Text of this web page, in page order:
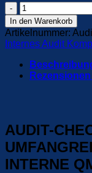
Audit-
Checklisten
Systemaudit
nach
ISO
9001
Menge
In den Warenkorb
Artikelnummer:
Internes Audit
Rezensionen
AUDIT-
INTERNE